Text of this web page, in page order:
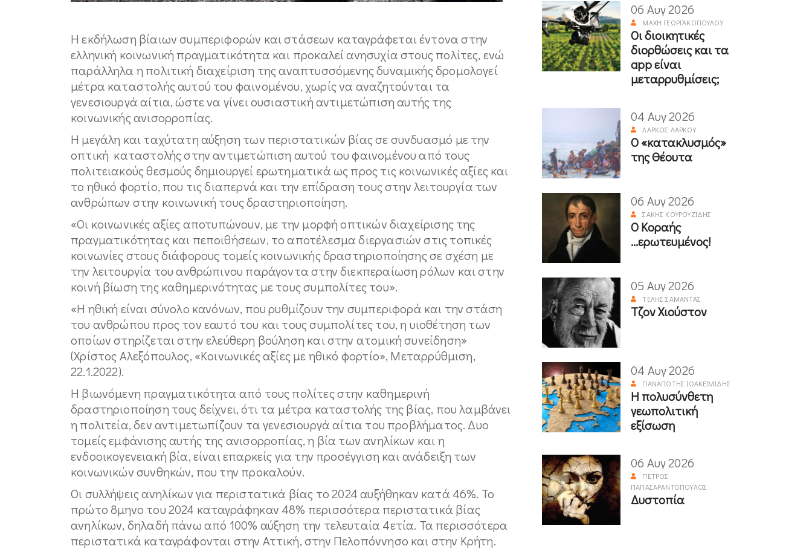
Η εκδήλωση βίαιων συμπεριφορών και στάσεων καταγράφεται έντονα στην
ελληνική κοινωνική πραγματικότητα και προκαλεί ανησυχία στους πολίτες, ενώ
παράλληλα η πολιτική διαχείριση της αναπτυσσόμενης δυναμικής δρομολογεί
μέτρα καταστολής αυτού του φαινομένου, χωρίς να αναζητούνται τα
γενεσιουργά αίτια, ώστε να γίνει ουσιαστική αντιμετώπιση αυτής της
κοινωνικής ανισορροπίας.
Η μεγάλη και ταχύτατη αύξηση των περιστατικών βίας σε συνδυασμό με την
οπτική καταστολής στην αντιμετώπιση αυτού του φαινομένου από τους
πολιτειακούς θεσμούς δημιουργεί ερωτηματικά ως προς τις κοινωνικές αξίες και
το ηθικό φορτίο, που τις διαπερνά και την επίδραση τους στην λειτουργία των
ανθρώπων στην κοινωνική τους δραστηριοποίηση.
«Οι κοινωνικές αξίες αποτυπώνουν, με την μορφή οπτικών διαχείρισης της
πραγματικότητας και πεποιθήσεων, το αποτέλεσμα διεργασιών στις τοπικές
κοινωνίες στους διάφορους τομείς κοινωνικής δραστηριοποίησης σε σχέση με
την λειτουργία του ανθρώπινου παράγοντα στην διεκπεραίωση ρόλων και στην
κοινή βίωση της καθημερινότητας με τους συμπολίτες του».
«Η ηθική είναι σύνολο κανόνων, που ρυθμίζουν την συμπεριφορά και την στάση
του ανθρώπου προς τον εαυτό του και τους συμπολίτες του, η υιοθέτηση των
οποίων στηρίζεται στην ελεύθερη βούληση και στην ατομική συνείδηση»
(Χρίστος Αλεξόπουλος, «Κοινωνικές αξίες με ηθικό φορτίο», Μεταρρύθμιση,
22.1.2022).
Η βιωνόμενη πραγματικότητα από τους πολίτες στην καθημερινή
δραστηριοποίηση τους δείχνει, ότι τα μέτρα καταστολής της βίας, που λαμβάνει
η πολιτεία, δεν αντιμετωπίζουν τα γενεσιουργά αίτια του προβλήματος. Δυο
τομείς εμφάνισης αυτής της ανισορροπίας, η βία των ανηλίκων και η
ενδοοικογενειακή βία, είναι επαρκείς για την προσέγγιση και ανάδειξη των
κοινωνικών συνθηκών, που την προκαλούν.
Οι συλλήψεις ανηλίκων για περιστατικά βίας το 2024 αυξήθηκαν κατά 46%. Το
πρώτο 8μηνο του 2024 καταγράφηκαν 48% περισσότερα περιστατικά βίας
ανηλίκων, δηλαδή πάνω από 100% αύξηση την τελευταία 4ετία. Τα περισσότερα
περιστατικά καταγράφονται στην Αττική, στην Πελοπόννησο και στην Κρήτη.
06 Αυγ 2026
ΜΆΧΗ ΓΕΩΡΓΑΚΟΠΟΎΛΟΥ
Οι διοικητικές
διορθώσεις και τα
app είναι
μεταρρυθμίσεις;
04 Αυγ 2026
ΛΆΡΚΟΣ ΛΆΡΚΟΥ
Ο «κατακλυσμός»
της Θέουτα
06 Αυγ 2026
ΣΆΚΗΣ ΚΟΥΡΟΥΖΊΔΗΣ
Ο Κοραής
...ερωτευμένος!
05 Αυγ 2026
ΤΈΛΗΣ ΣΑΜΑΝΤΆΣ
Τζον Χιούστον
04 Αυγ 2026
ΠΑΝΑΓΙΏΤΗΣ ΙΩΑΚΕΙΜΊΔΗΣ
Η πολυσύνθετη
γεωπολιτική
εξίσωση
06 Αυγ 2026
ΠΈΤΡΟΣ
ΠΑΠΑΣΑΡΑΝΤΌΠΟΥΛΟΣ
Δυστοπία